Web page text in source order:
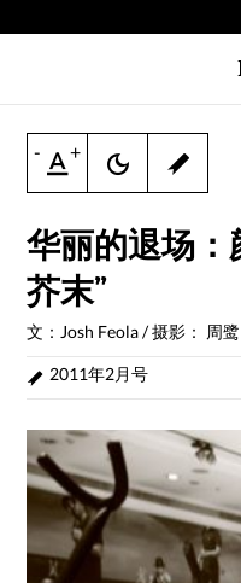
- +
华丽的退场：
芥末”
文：Josh Feola / 摄影： 周鹭
2011年2月号